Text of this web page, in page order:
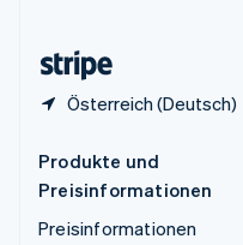
Österreich (Deutsch)
Produkte und
Preisinformationen
Preisinformationen